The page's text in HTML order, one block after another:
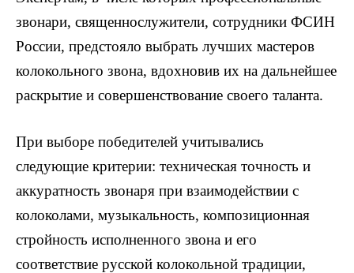
звонари, священнослужители, сотрудники ФСИН
России, предстояло выбрать лучших мастеров
колокольного звона, вдохновив их на дальнейшее
раскрытие и совершенствование своего таланта.
При выборе победителей учитывались
следующие критерии: техническая точность и
аккуратность звонаря при взаимодействии с
колоколами, музыкальность, композиционная
стройность исполненного звона и его
соответствие русской колокольной традиции,